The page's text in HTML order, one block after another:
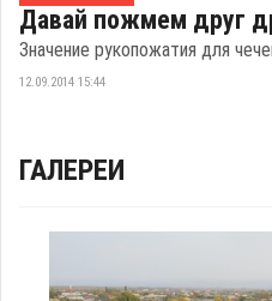
Давай пожмем друг
Значение рукопожатия для
12.09.2014 15:44
ГАЛЕРЕИ